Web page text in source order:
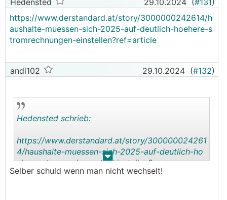
Hedensted 29.10.2024 (#131)
https://www.derstandard.at/story/3000000242614/h
aushalte-muessen-sich-2025-auf-deutlich-hoehere-s
tromrechnungen-einstellen?ref=article
andi102 29.10.2024 (#132)
. .
Hedensted schrieb:
https://www.derstandard.at/story/300000024261
4/haushalte-muessen-sich-2025-auf-deutlich-ho
ehere-stromrechnungen-einstellen?
Selber schuld wenn man nicht wechselt!